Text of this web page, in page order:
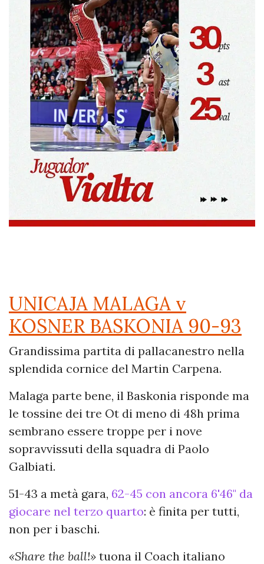
UNICAJA MALAGA v
KOSNER BASKONIA 90-93
Grandissima partita di pallacanestro nella
splendida cornice del Martin Carpena.
Malaga parte bene, il Baskonia risponde ma
le tossine dei tre Ot di meno di 48h prima
sembrano essere troppe per i nove
sopravvissuti della squadra di Paolo
Galbiati.
51-43 a metà gara, 62-45 con ancora 6'46" da
giocare nel terzo quarto: è finita per tutti,
non per i baschi.
«Share the ball!» tuona il Coach italiano